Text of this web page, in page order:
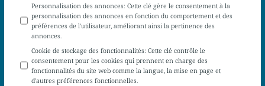
Personnalisation des annonces: Cette clé gère le consentement à la
personnalisation des annonces en fonction du comportement et des
préférences de l'utilisateur, améliorant ainsi la pertinence des
annonces.
Cookie de stockage des fonctionnalités: Cette clé contrôle le
consentement pour les cookies qui prennent en charge des
fonctionnalités du site web comme la langue, la mise en page et
d'autres préférences fonctionnelles.